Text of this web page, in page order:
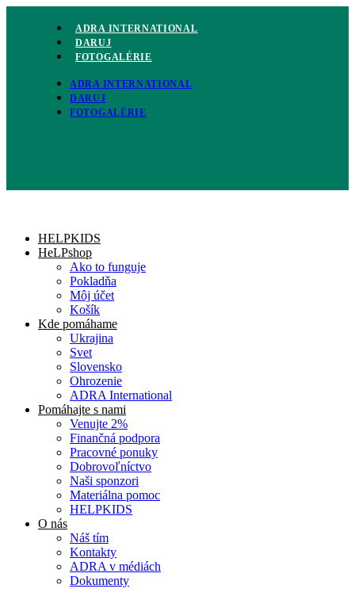
ADRA INTERNATIONAL
DARUJ
FOTOGALÉRIE
ADRA INTERNATIONAL
DARUJ
FOTOGALÉRIE
HELPKIDS
HeLPshop
Ako to funguje
Pokladňa
Môj účet
Košík
Kde pomáhame
Ukrajina
Svet
Slovensko
Ohrozenie
ADRA International
Pomáhajte s nami
Venujte 2%
Finančná podpora
Pracovné ponuky
Dobrovoľníctvo
Naši sponzori
Materiálna pomoc
HELPKIDS
O nás
Náš tím
Kontakty
ADRA v médiách
Dokumenty